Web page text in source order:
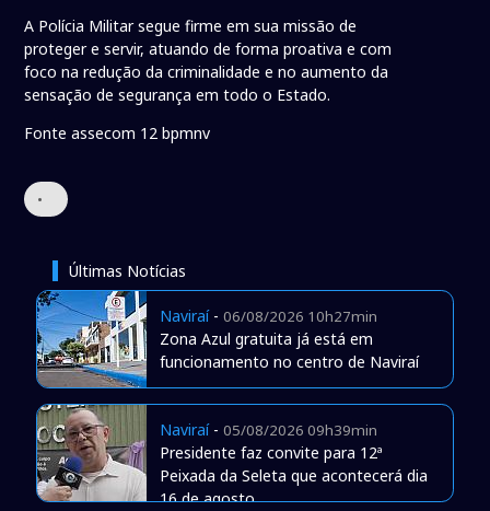
A Polícia Militar segue firme em sua missão de
proteger e servir, atuando de forma proativa e com
foco na redução da criminalidade e no aumento da
sensação de segurança em todo o Estado.
Fonte assecom 12 bpmnv
•
Últimas Notícias
Naviraí- 06/08/2026 10h27min
Zona Azul gratuita já está em
funcionamento no centro de Naviraí
Naviraí- 05/08/2026 09h39min
Presidente faz convite para 12ª
Peixada da Seleta que acontecerá dia
16 de agosto